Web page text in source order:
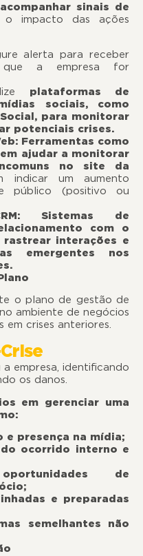
sinais de
impacto das ações
alerta para receber
que a empresa for
plataformas de
sociais, como
para monitorar
potenciais crises.
Ferramentas como
ajudar a monitorar
no site da
indicar um aumento
público (positivo ou
Sistemas de
com o
rastrear interações e
emergentes nos
o plano de gestão de
ambiente de negócios
em crises anteriores.
empresa, identificando
os danos.
em gerenciar uma
e presença na mídia;
ocorrido interno e
de
e preparadas
semelhantes não